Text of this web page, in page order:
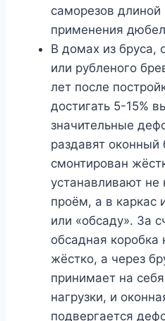
саморезов
применения
В домах из бруса,
или рубленого
лет после
достигать 5-15%
значительные
раздавят оконный
смонтирован
устанавливают не
проём, а в каркас
или «обсаду». За
обсадная коробка
жёстко, а через
принимает на
нагрузки, и
подвергается